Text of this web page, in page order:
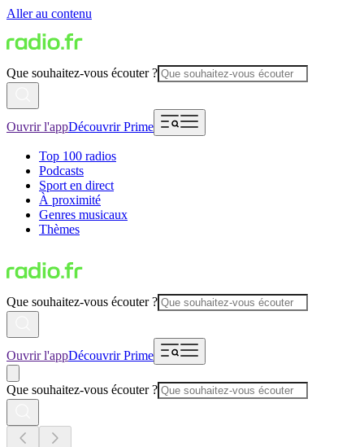
Aller au contenu
Que souhaitez-vous écouter ?
Ouvrir l'appDécouvrir Prime
Top 100 radios
Podcasts
Sport en direct
À proximité
Genres musicaux
Thèmes
Que souhaitez-vous écouter ?
Ouvrir l'appDécouvrir Prime
Que souhaitez-vous écouter ?